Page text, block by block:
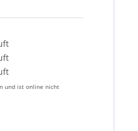
und ist online nicht